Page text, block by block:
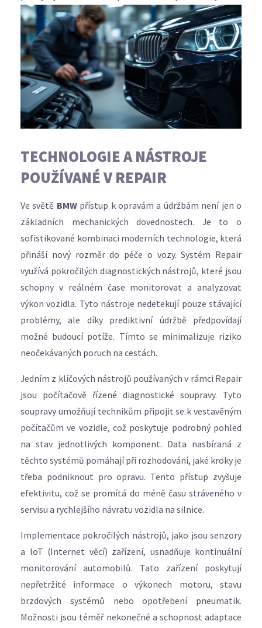
TECHNOLOGIE A NÁSTROJE
POUŽÍVANÉ V REPAIR
Ve světě BMWpřístup k opravám a údržbám není jen o
základních mechanických dovednostech. Je to o
sofistikované kombinaci moderních technologie, která
přináší nový rozměr do péče o vozy. Systém Repair
využívá pokročilých diagnostických nástrojů, které jsou
schopny v reálném čase monitorovat a analyzovat
výkon vozidla. Tyto nástroje nedetekují pouze stávající
problémy, ale díky prediktivní údržbě předpovídají
možné budoucí potíže. Tímto se minimalizuje riziko
neočekávaných poruch na cestách.
Jedním z klíčových nástrojů používaných v rámci Repair
jsou počítačově řízené diagnostické soupravy. Tyto
soupravy umožňují technikům připojit se k vestavěným
počítačům ve vozidle, což poskytuje podrobný pohled
na stav jednotlivých komponent. Data nasbíraná z
těchto systémů pomáhají při rozhodování, jaké kroky je
třeba podniknout pro opravu. Tento přístup zvyšuje
efektivitu, což se promítá do méně času stráveného v
servisu a rychlejšího návratu vozidla na silnice.
Implementace pokročilých nástrojů, jako jsou senzory
a IoT (Internet věcí) zařízení, usnadňuje kontinuální
monitorování automobilů. Tato zařízení poskytují
nepřetržité informace o výkonech motoru, stavu
brzdových systémů nebo opotřebení pneumatik.
Možnosti jsou téměř nekonečné a schopnost adaptace